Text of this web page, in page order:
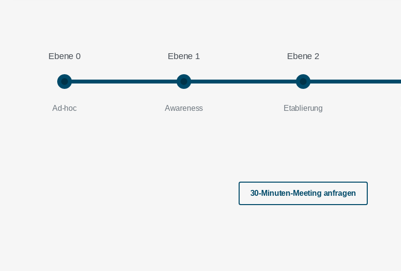
Ebene 0
Ad-hoc
Ebene 1
Awareness
Ebene 2
Etablierung
30-Minuten-Meeting anfragen